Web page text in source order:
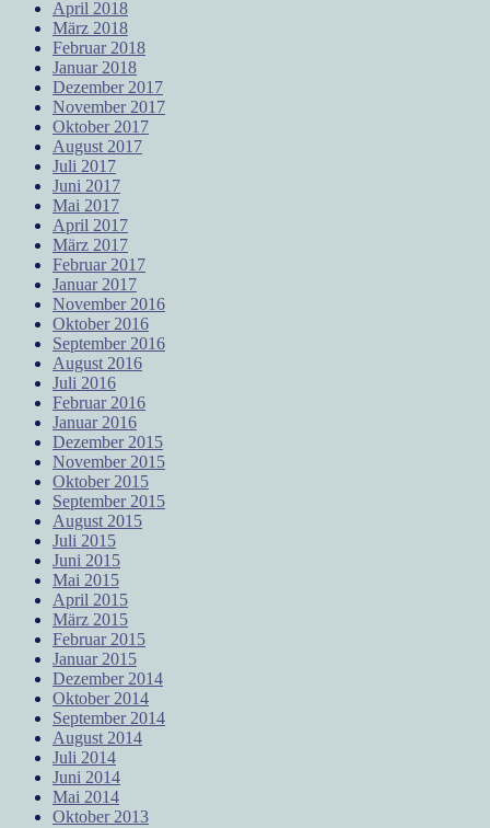
April 2018
März 2018
Februar 2018
Januar 2018
Dezember 2017
November 2017
Oktober 2017
August 2017
Juli 2017
Juni 2017
Mai 2017
April 2017
März 2017
Februar 2017
Januar 2017
November 2016
Oktober 2016
September 2016
August 2016
Juli 2016
Februar 2016
Januar 2016
Dezember 2015
November 2015
Oktober 2015
September 2015
August 2015
Juli 2015
Juni 2015
Mai 2015
April 2015
März 2015
Februar 2015
Januar 2015
Dezember 2014
Oktober 2014
September 2014
August 2014
Juli 2014
Juni 2014
Mai 2014
Oktober 2013